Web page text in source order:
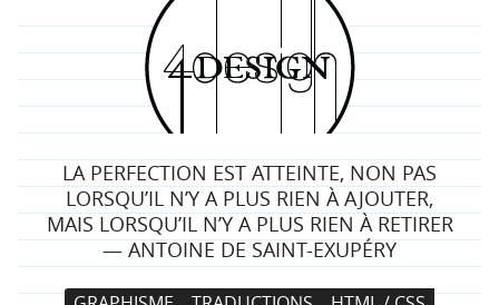
4
d
e
s
i
g
LA PERFECTION EST ATTEINTE, NON PAS
LORSQU’IL N’Y A PLUS RIEN À AJOUTER,
MAIS LORSQU’IL N’Y A PLUS RIEN À RETIRER
— ANTOINE DE SAINT-EXUPÉRY